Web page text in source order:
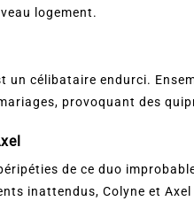
logement.
un célibataire endurci.
provoquant des
de ce duo
inattendus, Colyne et